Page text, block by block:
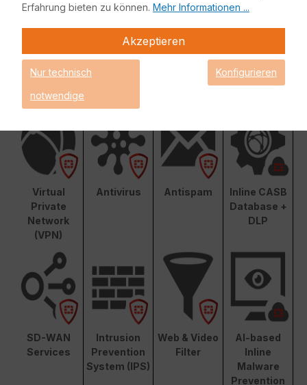
Enterprise Protection
Unified Threat Protection (UTP)
Protection (ATP)
Grundfunktio
Virtual
Private
Network
(VPN)
Antivirus Antispam
Inline CASB
Database +
DLP
SD-WAN
Services
Intrusion
Prevention
System (IPS)
Web & Video
Filter
AI-based
Inline
Malware
Prevention
Erfahrung bieten zu können. Mehr Informationen ...
Akzeptieren
Nur technisch
notwendige
Konfigurieren